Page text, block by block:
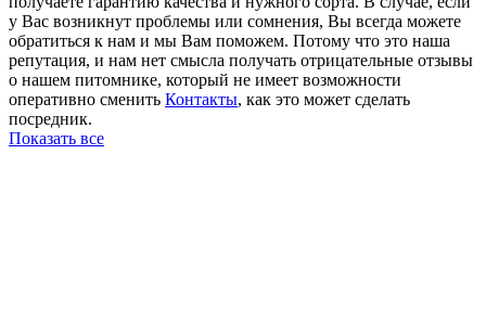
у Вас возникнут проблемы или сомнения, Вы всегда можете
обратиться к нам и мы Вам поможем. Потому что это наша
репутация, и нам нет смысла получать отрицательные отзывы
о нашем питомнике, который не имеет возможности
оперативно сменить Контакты, как это может сделать
посредник.
Показать все